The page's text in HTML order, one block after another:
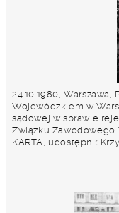
24.10.1980,
Wojewódzkiem w
sądowej w sprawie
Związku Zawodowego
KARTA, udostępnił